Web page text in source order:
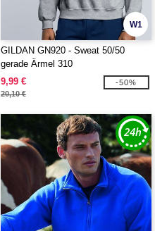
W1
GILDAN GN920 - Sweat 50/50
gerade Ärmel 310
9,99 €
20,10 €
-50%